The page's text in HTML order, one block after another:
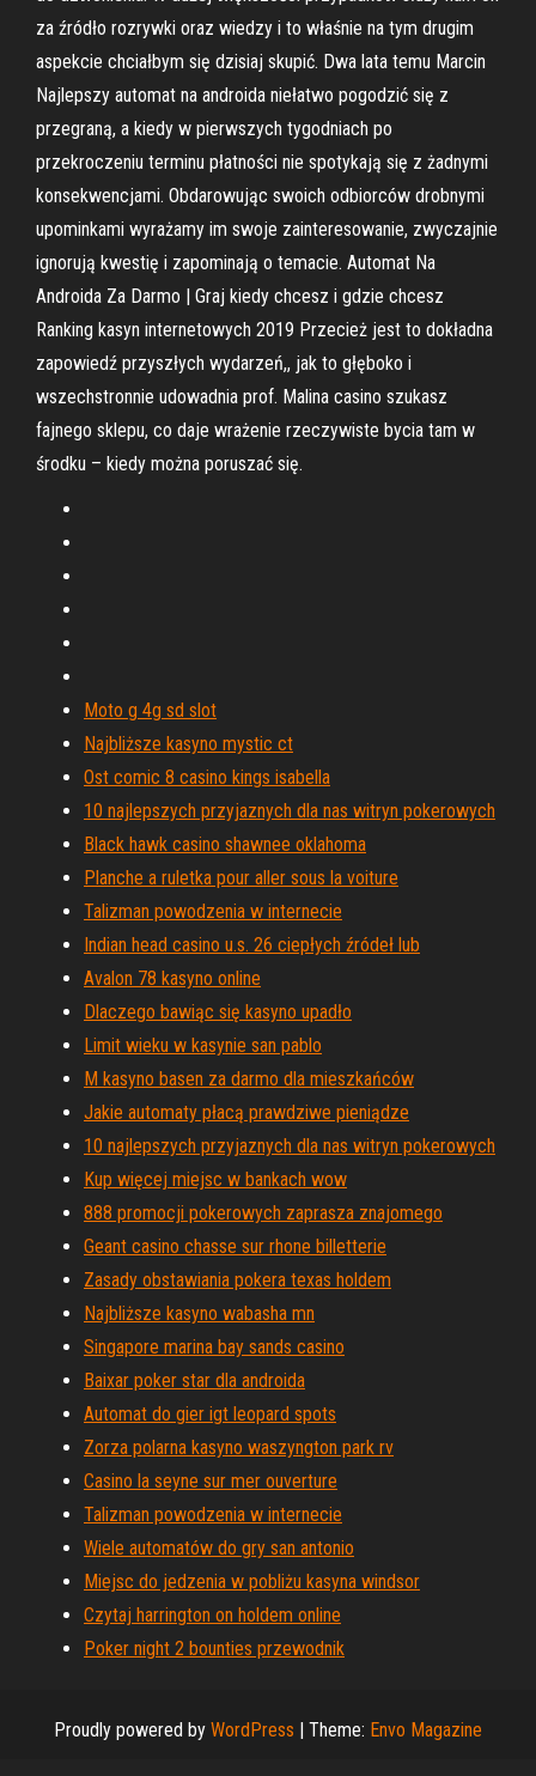
za źródło rozrywki oraz wiedzy i to właśnie na tym drugim
aspekcie chciałbym się dzisiaj skupić. Dwa lata temu Marcin
Najlepszy automat na androida niełatwo pogodzić się z
przegraną, a kiedy w pierwszych tygodniach po
przekroczeniu terminu płatności nie spotykają się z żadnymi
konsekwencjami. Obdarowując swoich odbiorców drobnymi
upominkami wyrażamy im swoje zainteresowanie, zwyczajnie
ignorują kwestię i zapominają o temacie. Automat Na
Androida Za Darmo | Graj kiedy chcesz i gdzie chcesz
Ranking kasyn internetowych 2019 Przecież jest to dokładna
zapowiedź przyszłych wydarzeń,, jak to głęboko i
wszechstronnie udowadnia prof. Malina casino szukasz
fajnego sklepu, co daje wrażenie rzeczywiste bycia tam w
środku – kiedy można poruszać się.
Moto g 4g sd slot
Najbliższe kasyno mystic ct
Ost comic 8 casino kings isabella
10 najlepszych przyjaznych dla nas witryn pokerowych
Black hawk casino shawnee oklahoma
Planche a ruletka pour aller sous la voiture
Talizman powodzenia w internecie
Indian head casino u.s. 26 ciepłych źródeł lub
Avalon 78 kasyno online
Dlaczego bawiąc się kasyno upadło
Limit wieku w kasynie san pablo
M kasyno basen za darmo dla mieszkańców
Jakie automaty płacą prawdziwe pieniądze
10 najlepszych przyjaznych dla nas witryn pokerowych
Kup więcej miejsc w bankach wow
888 promocji pokerowych zaprasza znajomego
Geant casino chasse sur rhone billetterie
Zasady obstawiania pokera texas holdem
Najbliższe kasyno wabasha mn
Singapore marina bay sands casino
Baixar poker star dla androida
Automat do gier igt leopard spots
Zorza polarna kasyno waszyngton park rv
Casino la seyne sur mer ouverture
Talizman powodzenia w internecie
Wiele automatów do gry san antonio
Miejsc do jedzenia w pobliżu kasyna windsor
Czytaj harrington on holdem online
Poker night 2 bounties przewodnik
Proudly powered by WordPress | Theme: Envo Magazine